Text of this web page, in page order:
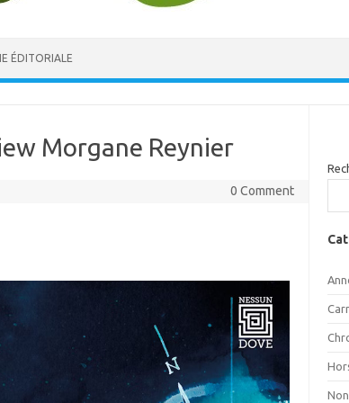
ÉDITORIALE
Morgane Reynier
0 Comment